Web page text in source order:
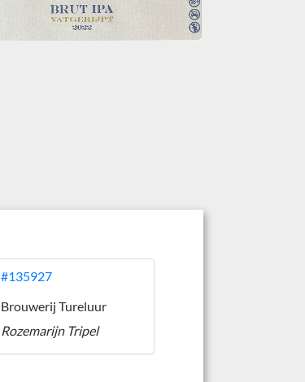
#135927
Brouwerij Tureluur
Rozemarijn Tripel